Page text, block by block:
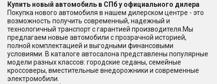
Купить новый автомобиль в СПб у официального дилера
Покупка нового автомобиля в нашем дилерском центре - это
возможность получить современный, надежный и
технологичный транспорт с гарантией производителя.Мы
предлагаем новые автомобили с прозрачной историей,
полной комплектацией и выгодными финансовыми
условиями. В каталоге автосалона представлены популярные
модели разных классов: городские седаны, семейные
кроссоверы, вместительные внедорожники и современные
электромобили.